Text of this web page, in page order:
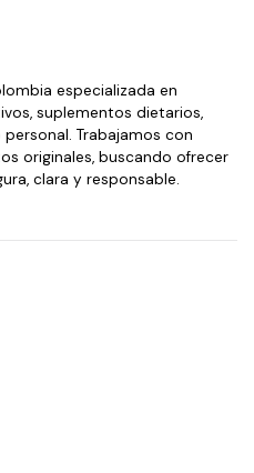
especializada en
suplementos dietarios,
Trabajamos con
originales, buscando ofrecer
clara y responsable.